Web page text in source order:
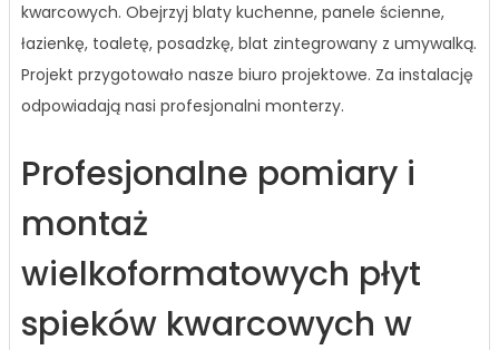
kwarcowych. Obejrzyj blaty kuchenne, panele ścienne,
łazienkę, toaletę, posadzkę, blat zintegrowany z umywalką.
Projekt przygotowało nasze biuro projektowe. Za instalację
odpowiadają nasi profesjonalni monterzy.
Profesjonalne pomiary i
montaż
wielkoformatowych płyt
spieków kwarcowych w